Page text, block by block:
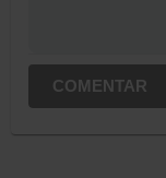
COMENTAR